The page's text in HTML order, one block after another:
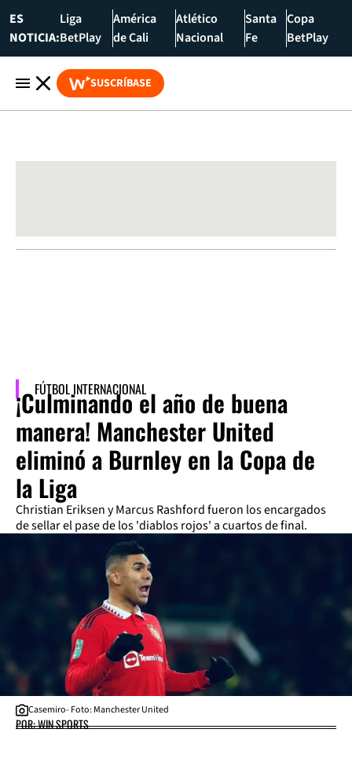
ES
NOTICIA:
Liga
BetPlay
América
de Cali
Atlético
Nacional
Santa
Fe
Copa
BetPlay
SUSCRÍBASE
FÚTBOL INTERNACIONAL
¡Culminando el año de buena
manera! Manchester United
eliminó a Burnley en la Copa de
la Liga
Christian Eriksen y Marcus Rashford fueron los encargados
de sellar el pase de los 'diablos rojos' a cuartos de final.
Casemiro- Foto: Manchester United
POR: WIN SPORTS